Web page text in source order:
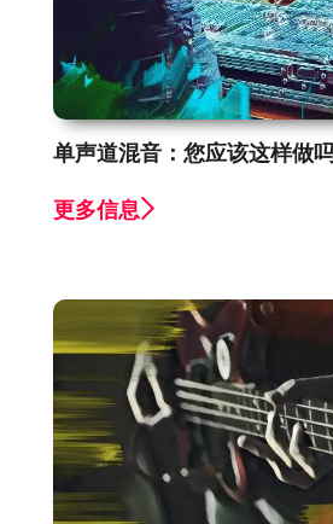
单声道混音：您应该这样做
更多信息